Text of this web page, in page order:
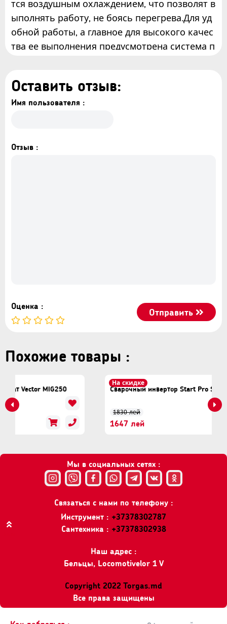
тся воздушным охлаждением, что позволят в
ыполнять работу, не боясь перегрева.Для уд
обной работы, а главное для высокого качес
тва ее выполнения предусмотрена система п
Похожие товары :
MIG250
На скидке
Сварочный инвертор Start Pro SPI-250D
1647 лей
Оставить отзыв:
Имя пользователя :
Отзыв :
Оценка :
Отправить
Мы в социальных сетях :
Связаться с нами по телефону :
Инструмент : +37378302787
Сантехника : +37378302938
Наш адрес :
Бельцы, Locomotivelor 1 V
Copyright 2022 Torgas.md
Все права защищены